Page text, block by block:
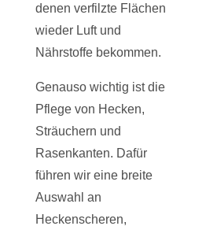
denen verfilzte Flächen
wieder Luft und
Nährstoffe bekommen.
Genauso wichtig ist die
Pflege von Hecken,
Sträuchern und
Rasenkanten. Dafür
führen wir eine breite
Auswahl an
Heckenscheren,